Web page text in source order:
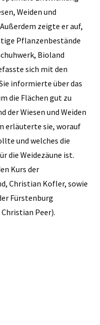
Weiden und
zeigte er auf,
Pflanzenbestände
Bioland
sich mit den
informierte über das
die Flächen gut zu
der Wiesen und Weiden
erläuterte sie, worauf
und welches die
die Weidezäune ist.
Kurs der
Christian Kofler, sowie
Fürstenburg
Peer).